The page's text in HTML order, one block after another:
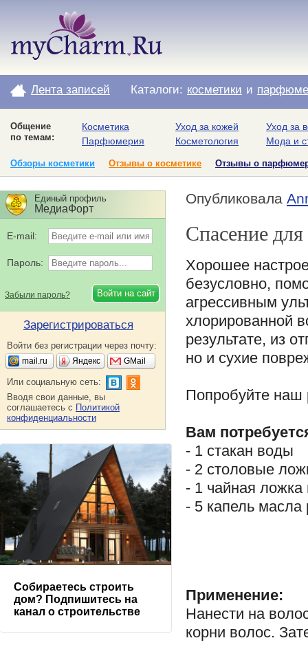
Лента записей Каталоги: косметики и
Общение
по темам:
Косметика
Парфюмерия
Уход за кожей
Косметология
Уход за
Мода и
Обзоры косметики Отзывы о косметике Отзывы о
Опубликовала
Спасение
Хорошее
безусловно,
агрессивным
хлорированной
результате, из
но и сухие
Попробуйте наш
Вам
- 1 стакан воды
- 2 столовые
- 1 чайная
- 5 капель масла
Применение:
Нанести на
корни волос.
Единый профиль
МедиаФорт
E-mail:
Пароль:
Забыли пароль?
Зарегистрироваться
Войти без регистрации через почту:
mail.ru Яндекс GMail
Или социальную сеть:
Вводя свои данные, вы
соглашаетесь с Политикой
конфиденциальности
Собираетесь строить
дом? Подпишитесь на
канал о строительстве